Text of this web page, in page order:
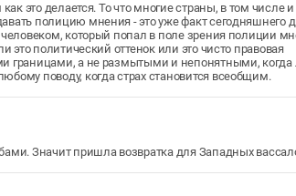
это делается. То что многие страны, в том числе и
полицию мнения - это уже факт сегодняшнего
человеком, который попал в поле зрения полиции
это политический оттенок или это чисто правовая
границами, а не размытыми и непонятными,
поводу, когда страх становится всеобщим.
Значит пришла возвратка для Западных